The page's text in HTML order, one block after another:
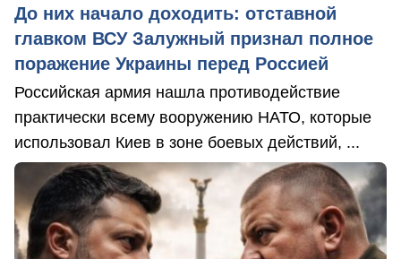
До них начало доходить: отставной
главком ВСУ Залужный признал полное
поражение Украины перед Россией
Российская армия нашла противодействие
практически всему вооружению НАТО, которые
использовал Киев в зоне боевых действий, ...